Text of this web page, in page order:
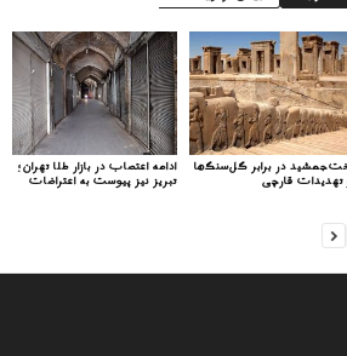
ادامه اعتصاب در بازار طلا تهران؛
تبریز نیز پیوست به اعتراضات
در برابر گل‌سنگ‌ها
تهدیدات قارچی